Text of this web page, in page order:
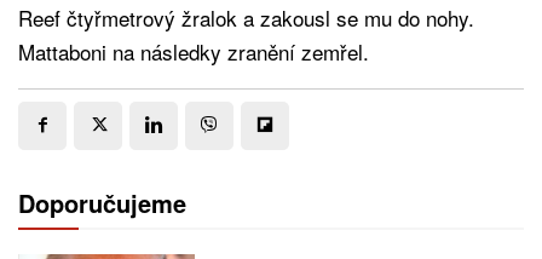
Reef čtyřmetrový žralok a zakousl se mu do nohy.
Mattaboni na následky zranění zemřel.
Doporučujeme